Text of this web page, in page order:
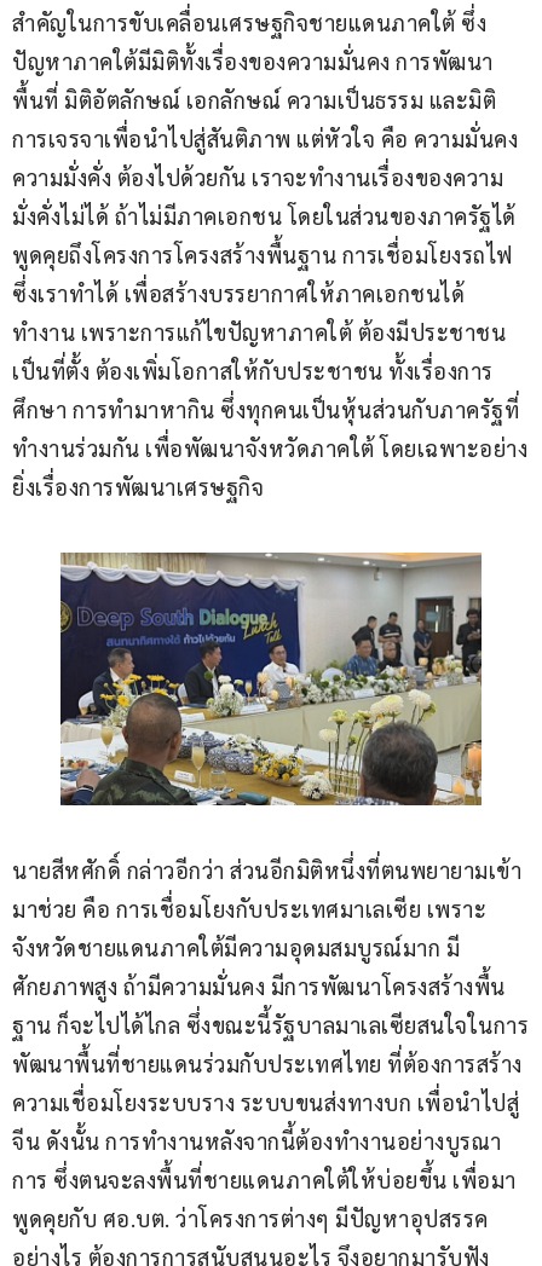
สำคัญในการขับเคลื่อนเศรษฐกิจชายแดนภาคใต้ ซึ่ง
ปัญหาภาคใต้มีมิติทั้งเรื่องของความมั่นคง การพัฒนา
พื้นที่ มิติอัตลักษณ์ เอกลักษณ์ ความเป็นธรรม และมิติ
การเจรจาเพื่อนำไปสู่สันติภาพ แต่หัวใจ คือ ความมั่นคง
ความมั่งคั่ง ต้องไปด้วยกัน เราจะทำงานเรื่องของความ
มั่งคั่งไม่ได้ ถ้าไม่มีภาคเอกชน โดยในส่วนของภาครัฐได้
พูดคุยถึงโครงการโครงสร้างพื้นฐาน การเชื่อมโยงรถไฟ
ซึ่งเราทำได้ เพื่อสร้างบรรยากาศให้ภาคเอกชนได้
ทำงาน เพราะการแก้ไขปัญหาภาคใต้ ต้องมีประชาชน
เป็นที่ตั้ง ต้องเพิ่มโอกาสให้กับประชาชน ทั้งเรื่องการ
ศึกษา การทำมาหากิน ซึ่งทุกคนเป็นหุ้นส่วนกับภาครัฐที่
ทำงานร่วมกัน เพื่อพัฒนาจังหวัดภาคใต้ โดยเฉพาะอย่าง
ยิ่งเรื่องการพัฒนาเศรษฐกิจ
นายสีหศักดิ์ กล่าวอีกว่า ส่วนอีกมิติหนึ่งที่ตนพยายามเข้า
มาช่วย คือ การเชื่อมโยงกับประเทศมาเลเซีย เพราะ
จังหวัดชายแดนภาคใต้มีความอุดมสมบูรณ์มาก มี
ศักยภาพสูง ถ้ามีความมั่นคง มีการพัฒนาโครงสร้างพื้น
ฐาน ก็จะไปได้ไกล ซึ่งขณะนี้รัฐบาลมาเลเซียสนใจในการ
พัฒนาพื้นที่ชายแดนร่วมกับประเทศไทย ที่ต้องการสร้าง
ความเชื่อมโยงระบบราง ระบบขนส่งทางบก เพื่อนำไปสู่
จีน ดังนั้น การทำงานหลังจากนี้ต้องทำงานอย่างบูรณา
การ ซึ่งตนจะลงพื้นที่ชายแดนภาคใต้ให้บ่อยขึ้น เพื่อมา
พูดคุยกับ ศอ.บต. ว่าโครงการต่างๆ มีปัญหาอุปสรรค
อย่างไร ต้องการการสนับสนุนอะไร จึงอยากมารับฟัง